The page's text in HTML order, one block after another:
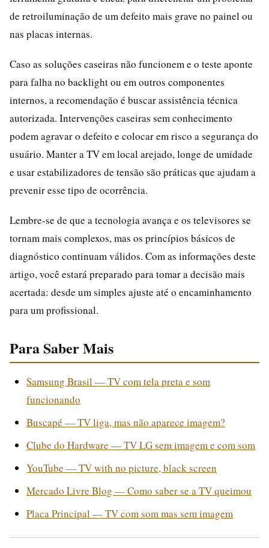
de retroiluminação de um defeito mais grave no painel ou
nas placas internas.
Caso as soluções caseiras não funcionem e o teste aponte
para falha no backlight ou em outros componentes
internos, a recomendação é buscar assistência técnica
autorizada. Intervenções caseiras sem conhecimento
podem agravar o defeito e colocar em risco a segurança do
usuário. Manter a TV em local arejado, longe de umidade
e usar estabilizadores de tensão são práticas que ajudam a
prevenir esse tipo de ocorrência.
Lembre-se de que a tecnologia avança e os televisores se
tornam mais complexos, mas os princípios básicos de
diagnóstico continuam válidos. Com as informações deste
artigo, você estará preparado para tomar a decisão mais
acertada: desde um simples ajuste até o encaminhamento
para um profissional.
Para Saber Mais
Samsung Brasil — TV com tela preta e som
funcionando
Buscapé — TV liga, mas não aparece imagem?
Clube do Hardware — TV LG sem imagem e com som
YouTube — TV with no picture, black screen
Mercado Livre Blog — Como saber se a TV queimou
Placa Principal — TV com som mas sem imagem